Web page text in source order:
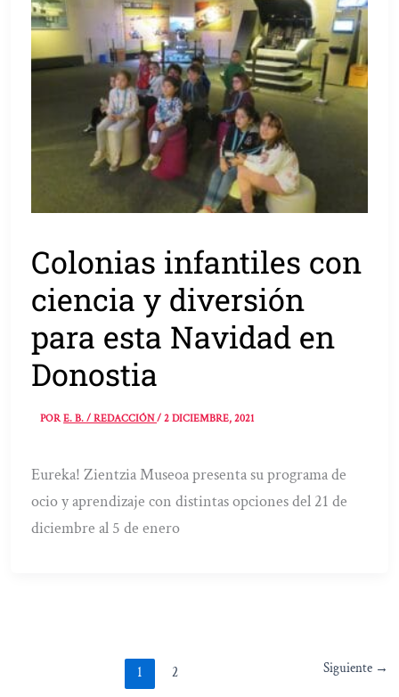
Colonias infantiles con
ciencia y diversión
para esta Navidad en
Donostia
PORE. B. / REDACCIÓN/2 DICIEMBRE, 2021
Eureka! Zientzia Museoa presenta su programa de
ocio y aprendizaje con distintas opciones del 21 de
diciembre al 5 de enero
1 2 Siguiente →